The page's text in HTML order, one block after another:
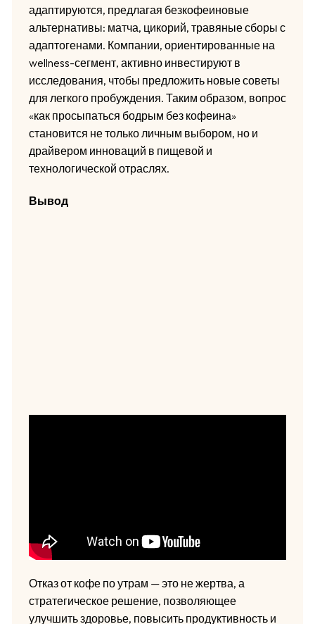
адаптируются, предлагая безкофеиновые
альтернативы: матча, цикорий, травяные сборы с
адаптогенами. Компании, ориентированные на
wellness-сегмент, активно инвестируют в
исследования, чтобы предложить новые советы
для легкого пробуждения. Таким образом, вопрос
«как просыпаться бодрым без кофеина»
становится не только личным выбором, но и
драйвером инноваций в пищевой и
технологической отраслях.
Вывод
Отказ от кофе по утрам — это не жертва, а
стратегическое решение, позволяющее
улучшить здоровье, повысить продуктивность и